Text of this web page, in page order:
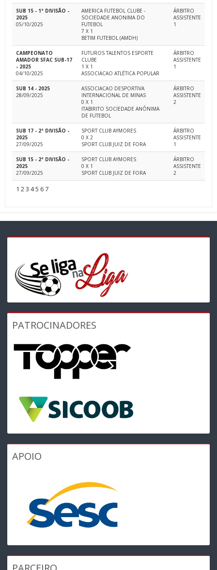
SUB 15 - 1ª DIVISÃO -
2025
05/10/2025
AMERICA FUTEBOL CLUBE -
SOCIEDADE ANONIMA DO
FUTEBOL
7 X 1
BETIM FUTEBOL (AMDH)
ÁRBITRO
ASSISTENTE
1
CAMPEONATO
AMADOR SFAC SUB-17
- 2025
04/10/2025
FUTUROS TALENTOS ESPORTE
CLUBE
1 X 1
ASSOCIACAO ATLÉTICA POPULAR
ÁRBITRO
ASSISTENTE
1
SUB 14 - 2025
28/09/2025
ASSOCIACAO DESPORTIVA
INTERNACIONAL DE MINAS
0 X 1
ITABIRITO SOCIEDADE ANÔNIMA
DE FUTEBOL
ÁRBITRO
ASSISTENTE
2
SUB 17 - 2ª DIVISÃO -
2025
27/09/2025
SPORT CLUB AYMORES
0 X 2
SPORT CLUB JUIZ DE FORA
ÁRBITRO
ASSISTENTE
1
SUB 15 - 2ª DIVISÃO -
2025
27/09/2025
SPORT CLUB AYMORES
0 X 1
SPORT CLUB JUIZ DE FORA
ÁRBITRO
ASSISTENTE
2
1 23 45 67
PATROCINADORES
APOIO